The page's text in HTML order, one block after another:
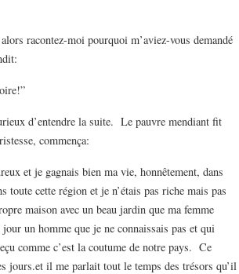
moi pourquoi m’aviez-vous demandé
d’entendre la suite. Le pauvre mendiant fit
commença:
je gagnais bien ma vie, honnêtement, dans
cette région et je n’étais pas riche mais pas
maison avec un beau jardin que ma femme
un homme que je ne connaissais pas et qui
comme c’est la coutume de notre pays. Ce
jours.et il me parlait tout le temps des trésors qu’il